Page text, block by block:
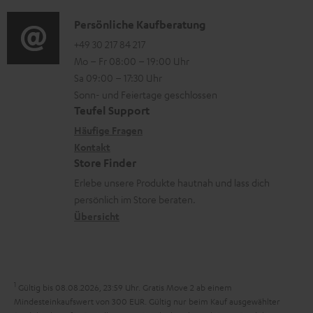
a
d
e
n
e
n
z
u
m
e
r
s
t
i
o
n
e
u
r
n
i
o
-
L
e
k
o
K
o
n
t
a
d
a
Persönliche Kaufberatung
+49 30 217 84 217
Mo – Fr 08:00 – 19:00 Uhr
Sa 09:00 – 17:30 Uhr
Sonn- und Feiertage geschlossen
Teufel Support
Store Finder
Erlebe unsere Produkte hautnah und lass dich
persönlich im Store beraten.
1 Gültig bis 08.08.2026, 23:59 Uhr. Gratis Move 2 ab einem
Mindesteinkaufswert von 300 EUR. Gültig nur beim Kauf ausgewählter